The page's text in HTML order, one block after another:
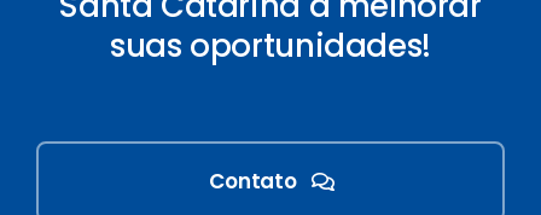
suas oportunidades!
Contato